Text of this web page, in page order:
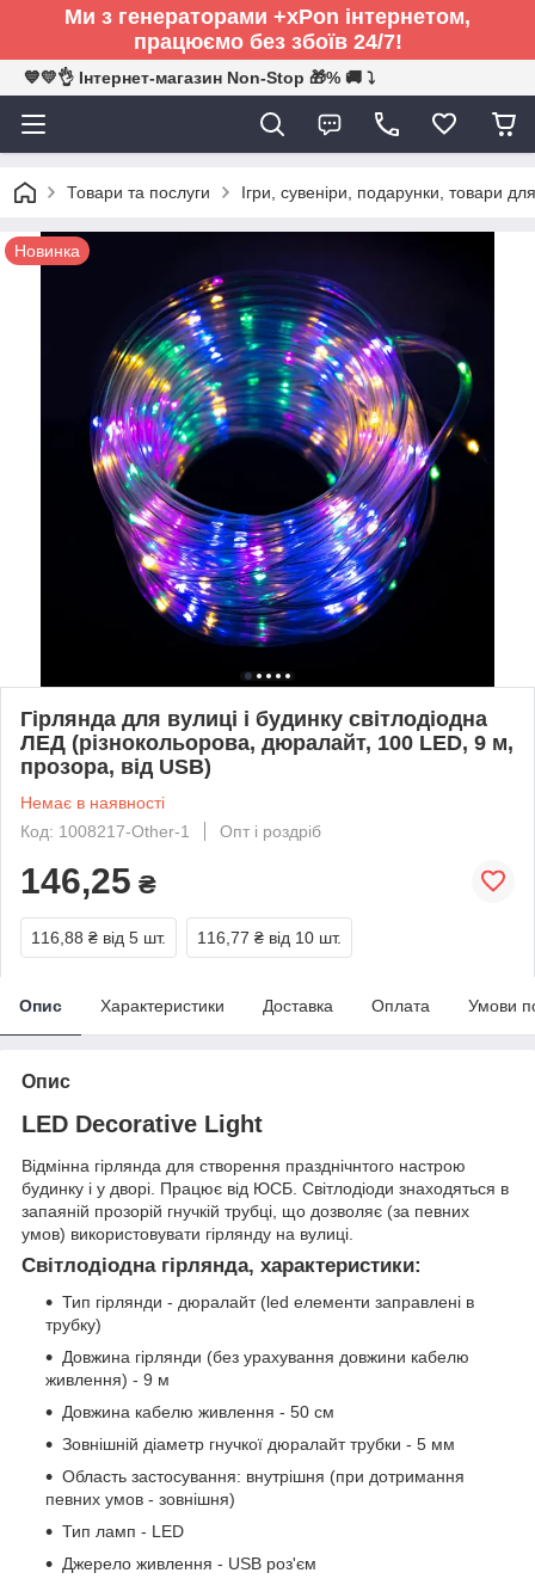
Ми з генераторами +xPon інтернетом,
працюємо без збоїв 24/7!
💙💛👌 Інтернет-магазин Non-Stop 🎁% 🚚 ⤵
Товари та послуги Ігри, сувеніри, подарунки, товари
Новинка
Гірлянда для вулиці і будинку світлодіодна
ЛЕД (різнокольорова, дюралайт, 100 LED, 9 м,
прозора, від USB)
Немає в наявності
Код: 1008217-Other-1
Опт і роздріб
146,25 ₴
116,88 ₴ від 5 шт. 116,77 ₴ від 10 шт.
Опис Характеристики Доставка Оплата Умови
Опис
LED Decorative Light
Відмінна гірлянда для створення празднічнтого настрою
будинку і у дворі. Працює від ЮСБ. Світлодіоди знаходяться в
запаяній прозорій гнучкій трубці, що дозволяє (за певних
умов) використовувати гірлянду на вулиці.
Світлодіодна гірлянда, характеристики:
Тип гірлянди - дюралайт (led елементи заправлені в
трубку)
Довжина гірлянди (без урахування довжини кабелю
живлення) - 9 м
Довжина кабелю живлення - 50 см
Зовнішній діаметр гнучкої дюралайт трубки - 5 мм
Область застосування: внутрішня (при дотримання
певних умов - зовнішня)
Тип ламп - LED
Джерело живлення - USB роз'єм